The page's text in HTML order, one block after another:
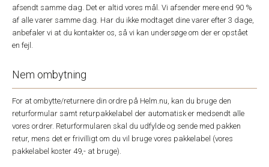
afsendt samme dag. Det er altid vores mål. Vi afsender mere end 90 %
af alle varer samme dag. Har du ikke modtaget dine varer efter 3 dage,
anbefaler vi at du kontakter os, så vi kan undersøge om der er opstået
en fejl.
Nem ombytning
For at ombytte/returnere din ordre på Helm.nu, kan du bruge den
returformular samt returpakkelabel der automatisk er medsendt alle
vores ordrer. Returformularen skal du udfylde og sende med pakken
retur, mens det er frivilligt om du vil bruge vores pakkelabel (vores
pakkelabel koster 49,- at bruge).